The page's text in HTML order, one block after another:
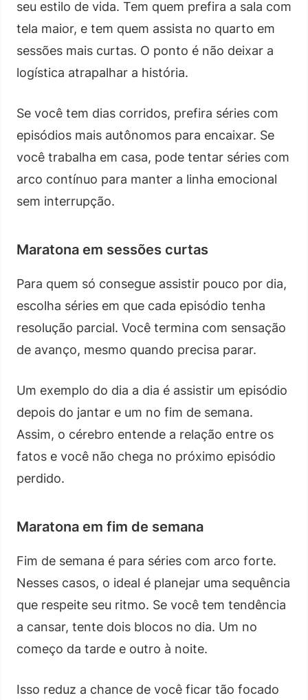
seu estilo de vida. Tem quem prefira a sala com
tela maior, e tem quem assista no quarto em
sessões mais curtas. O ponto é não deixar a
logística atrapalhar a história.
Se você tem dias corridos, prefira séries com
episódios mais autônomos para encaixar. Se
você trabalha em casa, pode tentar séries com
arco contínuo para manter a linha emocional
sem interrupção.
Maratona em sessões curtas
Para quem só consegue assistir pouco por dia,
escolha séries em que cada episódio tenha
resolução parcial. Você termina com sensação
de avanço, mesmo quando precisa parar.
Um exemplo do dia a dia é assistir um episódio
depois do jantar e um no fim de semana.
Assim, o cérebro entende a relação entre os
fatos e você não chega no próximo episódio
perdido.
Maratona em fim de semana
Fim de semana é para séries com arco forte.
Nesses casos, o ideal é planejar uma sequência
que respeite seu ritmo. Se você tem tendência
a cansar, tente dois blocos no dia. Um no
começo da tarde e outro à noite.
Isso reduz a chance de você ficar tão focado